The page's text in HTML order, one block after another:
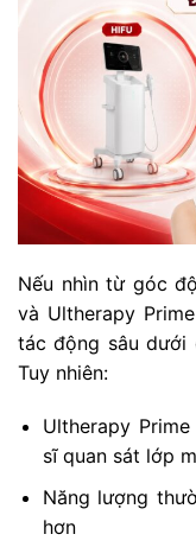
Nếu nhìn từ góc
và Ultherapy
tác động sâu dưới
Tuy nhiên:
Ultherapy
sĩ quan sát lớp
Năng lượng
hơn